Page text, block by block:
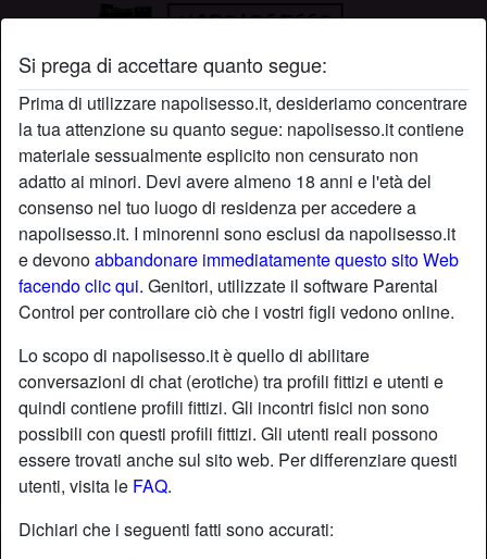
Si prega di accettare quanto segue:
Prima di utilizzare napolisesso.it, desideriamo concentrare
la tua attenzione su quanto segue: napolisesso.it contiene
materiale sessualmente esplicito non censurato non
adatto ai minori. Devi avere almeno 18 anni e l'età del
consenso nel tuo luogo di residenza per accedere a
napolisesso.it. I minorenni sono esclusi da napolisesso.it
e devonoabbandonare immediatamente questo sito Web
facendo clic qui. Genitori, utilizzate il software Parental
Control per controllare ciò che i vostri figli vedono online.
Lo scopo di napolisesso.it è quello di abilitare
conversazioni di chat (erotiche) tra profili fittizi e utenti e
quindi contiene profili fittizi. Gli incontri fisici non sono
possibili con questi profili fittizi. Gli utenti reali possono
essere trovati anche sul sito web. Per differenziare questi
utenti, visita le FAQ.
Dichiari che i seguenti fatti sono accurati:
Profilo di Anal97
starAggiungi chatChatta adesso